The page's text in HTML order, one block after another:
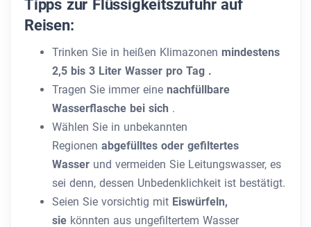
Tipps zur Flüssigkeitszufuhr auf
Reisen:
Trinken Sie in heißen Klimazonen mindestens
2,5 bis 3 Liter Wasser pro Tag .
Tragen Sie immer eine nachfüllbare
Wasserflasche bei sich .
Wählen Sie in unbekannten
Regionen abgefülltes oder gefiltertes
Wasser und vermeiden Sie Leitungswasser, es
sei denn, dessen Unbedenklichkeit ist bestätigt.
Seien Sie vorsichtig mit Eiswürfeln,
sie könnten aus ungefiltertem Wasser